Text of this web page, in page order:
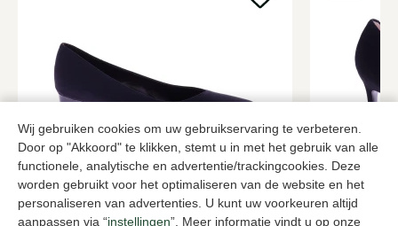
Wij gebruiken cookies om uw gebruikservaring te verbeteren.
Door op "Akkoord" te klikken, stemt u in met het gebruik van alle
functionele, analytische en advertentie/trackingcookies. Deze
worden gebruikt voor het optimaliseren van de website en het
personaliseren van advertenties. U kunt uw voorkeuren altijd
aanpassen via “instellingen”. Meer informatie vindt u op onze
Brunate
Zwarte pumps dames
Unisa
Zwarte